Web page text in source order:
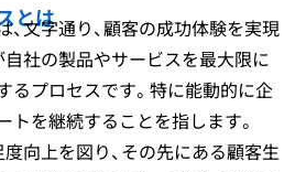
とは
文字通り、顧客の成功体験を実現
自社の製品やサービスを最大限に
るプロセスです。特に能動的に企
トを継続することを指します。
向上を図り、その先にある顧客生